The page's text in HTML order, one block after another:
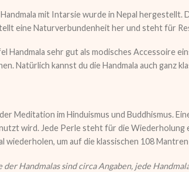
mit Intarsie wurde in Nepal
eine Naturverbundenheit her und steht für
Handmala sehr gut als modisches Accessoire
Natürlich kannst du die Handmala auch ganz
Meditation im Hinduismus und Buddhismus.
wird. Jede Perle steht für die Wiederholung
wiederholen, um auf die klassischen 108
Handmalas sind circa Angaben, jede